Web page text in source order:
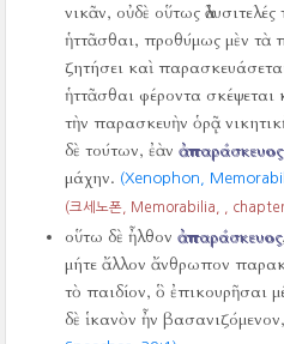
νικᾶν, οὐδὲ οὕτως
ἡττᾶσθαι, προθύμως μὲν τὰ
ζητήσει καὶ
ἡττᾶσθαι φέροντα σκέψεται
τὴν παρασκευὴν ὁρᾷ
δὲ τούτων, ἐὰνἀπαράσκευος
μάχην. (Xenophon,
(크세노폰, Memorabilia, ,
οὕτω δὲ ἦλθονἀπαράσκευος
μήτε ἄλλον ἄνθρωπον
τὸ παιδίον, ὃ ἐπικουρῆσαι
δὲ ἱκανὸν ἦν